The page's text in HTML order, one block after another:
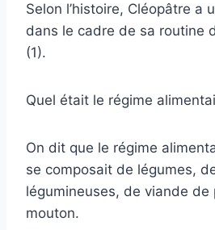
Selon l’histoire, Cléopâtre a
dans le cadre de sa routine
(1).
Quel était le régime
On dit que le régime
se composait de légumes,
légumineuses, de viande de
mouton.